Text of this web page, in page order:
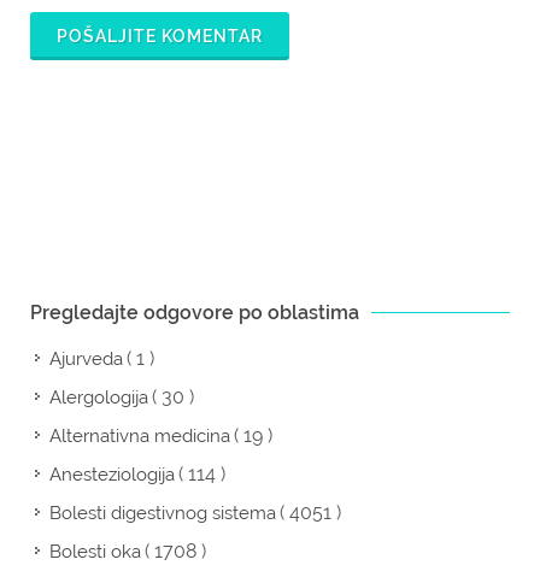
POŠALJITE KOMENTAR
Pregledajte odgovore po oblastima
Ajurveda( 1 )
Alergologija( 30 )
Alternativna medicina( 19 )
Anesteziologija( 114 )
Bolesti digestivnog sistema( 4051 )
Bolesti oka( 1708 )